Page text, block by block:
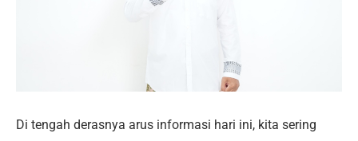
Di tengah derasnya arus informasi hari ini, kita sering